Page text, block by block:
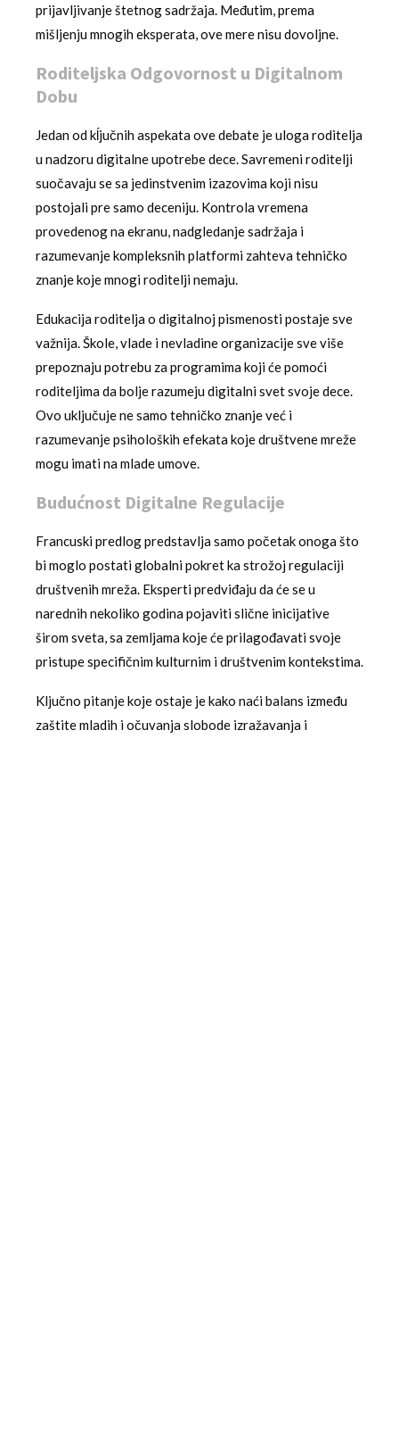
prijavljivanje štetnog sadržaja. Međutim, prema
mišljenju mnogih eksperata, ove mere nisu dovoljne.
Roditeljska Odgovornost u Digitalnom
Dobu
Jedan od kĺjučnih aspekata ove debate je uloga roditelja
u nadzoru digitalne upotrebe dece. Savremeni roditelji
suočavaju se sa jedinstvenim izazovima koji nisu
postojali pre samo deceniju. Kontrola vremena
provedenog na ekranu, nadgledanje sadržaja i
razumevanje kompleksnih platformi zahteva tehničko
znanje koje mnogi roditelji nemaju.
Edukacija roditelja o digitalnoj pismenosti postaje sve
važnija. Škole, vlade i nevladine organizacije sve više
prepoznaju potrebu za programima koji će pomoći
roditeljima da bolje razumeju digitalni svet svoje dece.
Ovo uključuje ne samo tehničko znanje već i
razumevanje psiholoških efekata koje društvene mreže
mogu imati na mlade umove.
Budućnost Digitalne Regulacije
Francuski predlog predstavlja samo početak onoga što
bi moglo postati globalni pokret ka strožoj regulaciji
društvenih mreža. Eksperti predviđaju da će se u
narednih nekoliko godina pojaviti slične inicijative
širom sveta, sa zemljama koje će prilagođavati svoje
pristupe specifičnim kulturnim i društvenim kontekstima.
Ključno pitanje koje ostaje je kako naći balans između
zaštite mladih i očuvanja slobode izražavanja i